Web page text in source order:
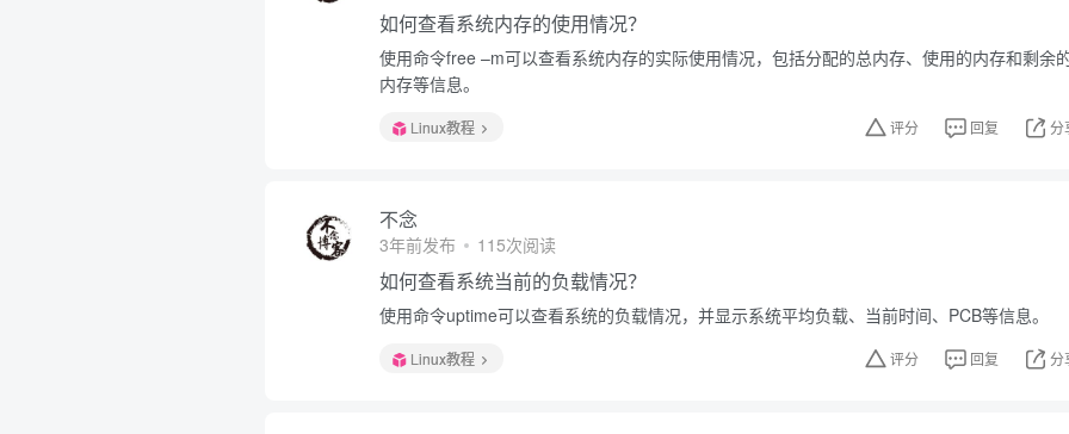
如何查看系统内存的使用情况？
使用命令free –m可以查看系统内存的实际使用情况，包括分配的总内存、使用的内存和剩余
内存等信息。
Linux教程 评分 回复 分
不念
3年前发布 115次阅读
如何查看系统当前的负载情况？
使用命令uptime可以查看系统的负载情况，并显示系统平均负载、当前时间、PCB等信息。
Linux教程 评分 回复 分